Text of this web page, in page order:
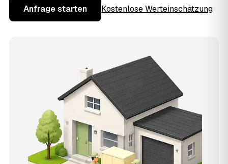
Anfrage starten Kostenlose Werteinschätzung